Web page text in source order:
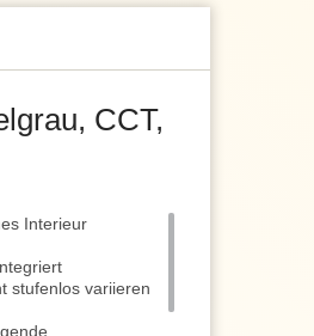
CCT,
Interieur
stufenlos variieren